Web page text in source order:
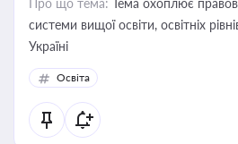
Про що тема: Тема охоплює
системи вищої освіти, освітніх
Україні
Освіта